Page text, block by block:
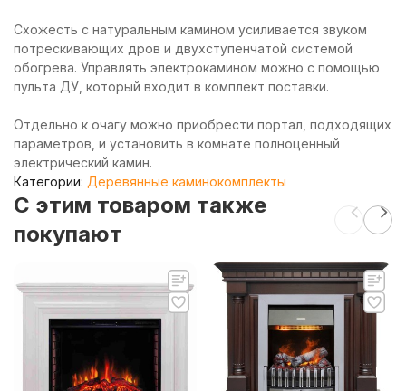
Схожесть с натуральным камином усиливается звуком
потрескивающих дров и двухступенчатой системой
обогрева. Управлять электрокамином можно с помощью
пульта ДУ, который входит в комплект поставки.
Отдельно к очагу можно приобрести портал, подходящих
параметров, и установить в комнате полноценный
электрический камин.
Категории: Деревянные каминокомплекты
C этим товаром также
покупают